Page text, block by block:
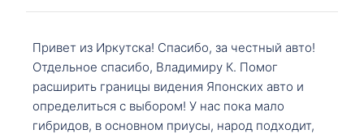
Привет из Иркутска! Спасибо, за честный авто!
Отдельное спасибо, Владимиру К. Помог
расширить границы видения Японских авто и
определиться с выбором! У нас пока мало
гибридов, в основном приусы, народ подходит,